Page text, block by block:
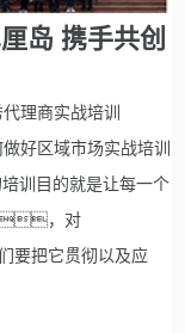
岛 携手共创
理商实战培训
好区域市场实战培训
训目的就是让每一个
，对
把它贯彻以及应